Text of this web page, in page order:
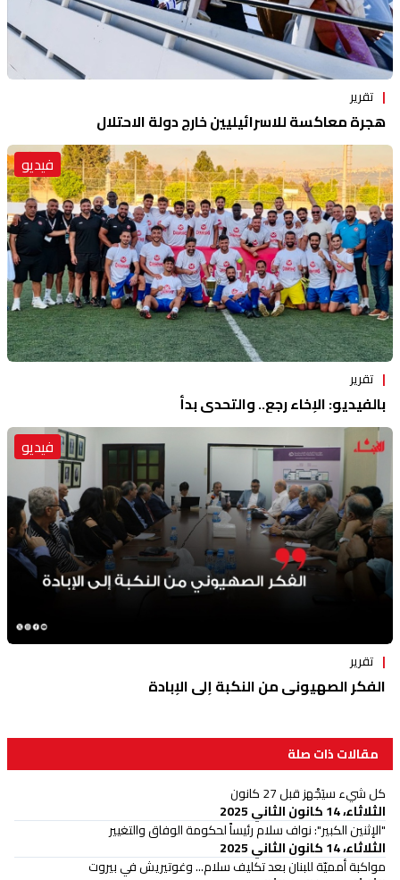
تقرير
هجرة معاكسة للاسرائيليين خارج دولة الاحتلال
فيديو
تقرير
بالفيديو: الإخاء رجع.. والتحدي بدأ
فيديو
تقرير
الفكر الصهيوني من النكبة إلى الإبادة
مقالات ذات صلة
كل شيء سيَجْهز قبل 27 كانون
الثلاثاء، 14 كانون الثاني 2025
"الإثنين الكبير": نواف سلام رئيساً لحكومة الوفاق والتغيير
الثلاثاء، 14 كانون الثاني 2025
مواكبة أمميّة للبنان بعد تكليف سلام... وغوتيريش في بيروت